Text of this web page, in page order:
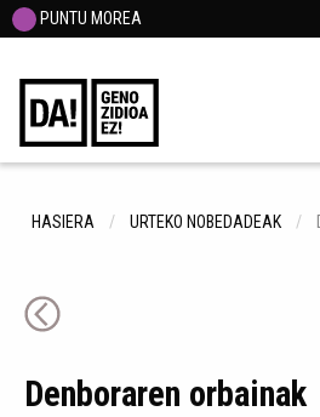
PUNTU MOREA
HASIERA URTEKO NOBEDADEAK
Denboraren orbainak